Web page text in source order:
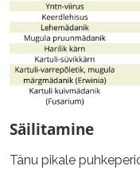
Säilitamine
Tänu pikale